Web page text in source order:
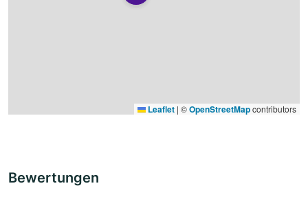
Leaflet | ©OpenStreetMapcontributors
Bewertungen